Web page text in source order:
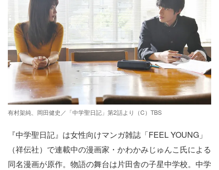
有村架純、岡田健史／「中学聖日記」第2話より（C）TBS
『中学聖日記』は女性向けマンガ雑誌「FEEL YOUNG」
（祥伝社）で連載中の漫画家・かわかみじゅんこ氏による
同名漫画が原作。物語の舞台は片田舎の子星中学校。中学